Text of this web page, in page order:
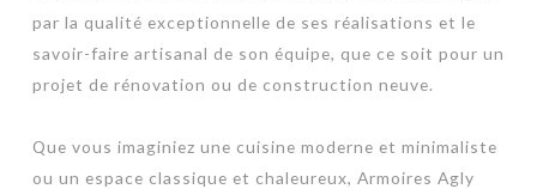
par la qualité exceptionnelle de ses réalisations et le
savoir-faire artisanal de son équipe, que ce soit pour un
projet de rénovation ou de construction neuve.
Que vous imaginiez une cuisine moderne et minimaliste
ou un espace classique et chaleureux, Armoires Agly